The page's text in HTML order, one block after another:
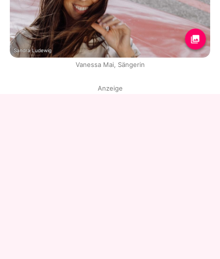
Sandra Ludewig
Vanessa Mai, Sängerin
Anzeige